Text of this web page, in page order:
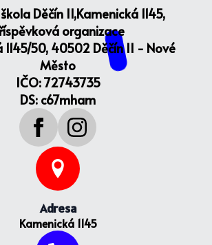
Děčín II,Kamenická 1145,
organizace
1145/50, 40502 Děčín II - Nové
Město
IČO: 72743735
DS: c67mham
Adresa
Kamenická 1145